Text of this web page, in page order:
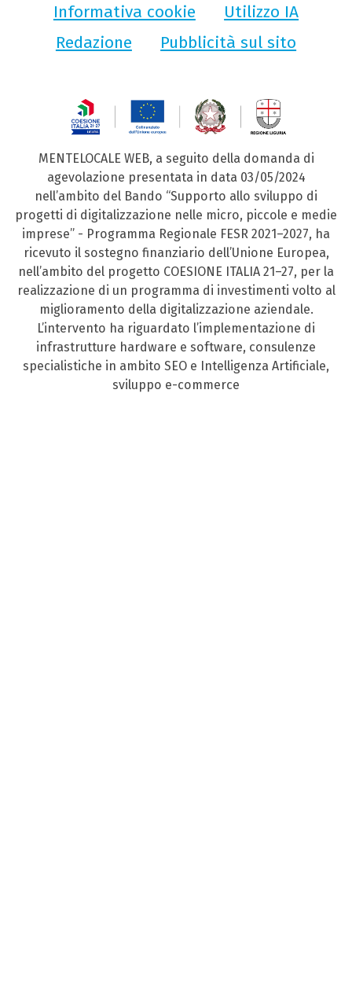
Informativa cookie
Utilizzo IA
Redazione
Pubblicità sul sito
MENTELOCALE WEB, a seguito della domanda di
agevolazione presentata in data 03/05/2024
nell’ambito del Bando “Supporto allo sviluppo di
progetti di digitalizzazione nelle micro, piccole e medie
imprese” - Programma Regionale FESR 2021–2027, ha
ricevuto il sostegno finanziario dell’Unione Europea,
nell’ambito del progetto COESIONE ITALIA 21–27, per la
realizzazione di un programma di investimenti volto al
miglioramento della digitalizzazione aziendale.
L’intervento ha riguardato l’implementazione di
infrastrutture hardware e software, consulenze
specialistiche in ambito SEO e Intelligenza Artificiale,
sviluppo e-commerce